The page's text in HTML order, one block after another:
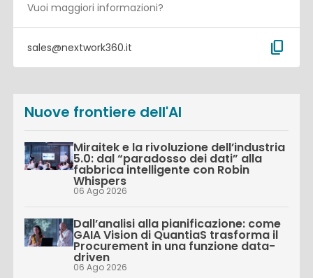
Vuoi maggiori informazioni?
sales@nextwork360.it content_copy
Nuove frontiere dell'AI
Miraitek e la rivoluzione dell’industria
5.0: dal “paradosso dei dati” alla
fabbrica intelligente con Robin
Whispers
06 Ago 2026
Dall’analisi alla pianificazione: come
GAIA Vision di QuantiaS trasforma il
Procurement in una funzione data-
driven
06 Ago 2026